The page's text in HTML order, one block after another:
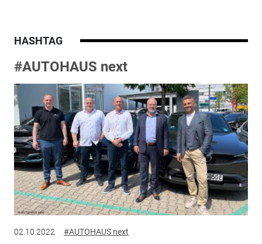
HASHTAG
#AUTOHAUS next
02.10.2022 #AUTOHAUS next